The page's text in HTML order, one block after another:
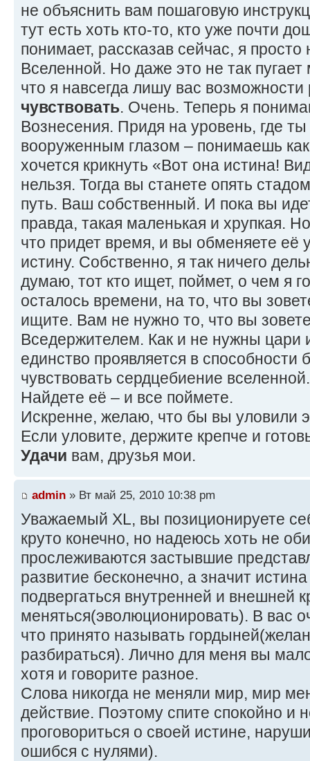
не объяснить вам пошаговую
тут есть хоть кто-то, кто уже почти
понимает, рассказав сейчас, я
Вселенной. Но даже это не так
что я навсегда лишу вас возможности
чувствовать. Очень. Теперь я
Вознесения. Придя на уровень, где
вооруженным глазом – понимаешь
хочется крикнуть «Вот она истина!
нельзя. Тогда вы станете опять
путь. Ваш собственный. И пока вы
правда, такая маленькая и хрупкая.
что придет время, и вы обменяете её
истину. Собственно, я так ничего
думаю, тот кто ищет, поймет, о чем я
осталось времени, на то, что вы
ищите. Вам не нужно то, что вы
Вседержителем. Как и не нужны цари
единство проявляется в способности
чувствовать сердцебиение
Найдете её – и все поймете.
Искренне, желаю, что бы вы уловили
Если уловите, держите крепче и
Удачи вам, друзья мои.
admin » Вт май 25, 2010 10:38 pm
Уважаемый ХL, вы позиционируете
круто конечно, но надеюсь хоть не
прослеживаются застывшие
развитие бесконечно, а значит
подвергаться внутренней и внешней
меняться(эволюционировать). В вас
что принято называть
разбираться). Лично для меня вы
хотя и говорите разное.
Слова никогда не меняли мир, мир
действие. Поэтому спите спокойно и
проговориться о своей истине,
ошибся с нулями).